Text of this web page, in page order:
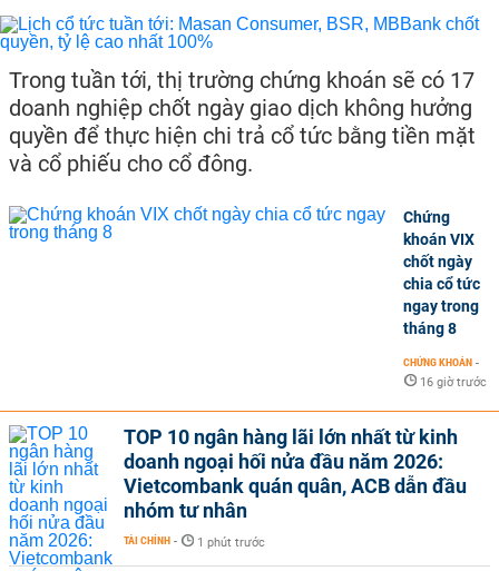
Trong tuần tới, thị trường chứng khoán sẽ có 17
doanh nghiệp chốt ngày giao dịch không hưởng
quyền để thực hiện chi trả cổ tức bằng tiền mặt
và cổ phiếu cho cổ đông.
Chứng
khoán VIX
chốt ngày
chia cổ tức
ngay trong
tháng 8
CHỨNG KHOÁN -
16 giờ trước
TOP 10 ngân hàng lãi lớn nhất từ kinh
doanh ngoại hối nửa đầu năm 2026:
Vietcombank quán quân, ACB dẫn đầu
nhóm tư nhân
TÀI CHÍNH - 1 phút trước